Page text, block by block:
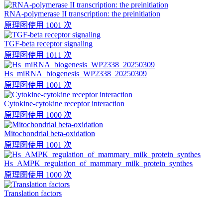
RNA-polymerase II transcription: the preinitiation
原理图使用 1001 次
TGF-beta receptor signaling
原理图使用 1011 次
Hs_miRNA_biogenesis_WP2338_20250309
原理图使用 1001 次
Cytokine-cytokine receptor interaction
原理图使用 1000 次
Mitochondrial beta-oxidation
原理图使用 1001 次
Hs_AMPK_regulation_of_mammary_milk_protein_synthes
原理图使用 1000 次
Translation factors